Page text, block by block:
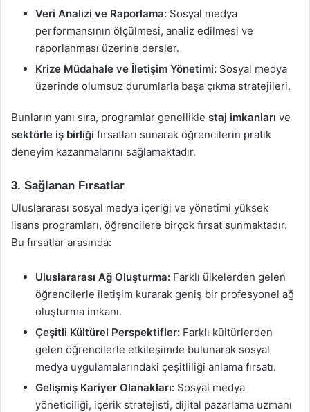
Veri Analizi ve Raporlama: Sosyal medya
performansının ölçülmesi, analiz edilmesi ve
raporlanması üzerine dersler.
Krize Müdahale ve İletişim Yönetimi: Sosyal medya
üzerinde olumsuz durumlarla başa çıkma stratejileri.
Bunların yanı sıra, programlar genellikle staj imkanları ve
sektörle iş birliği fırsatları sunarak öğrencilerin pratik
deneyim kazanmalarını sağlamaktadır.
3. Sağlanan Fırsatlar
Uluslararası sosyal medya içeriği ve yönetimi yüksek
lisans programları, öğrencilere birçok fırsat sunmaktadır.
Bu fırsatlar arasında:
Uluslararası Ağ Oluşturma: Farklı ülkelerden gelen
öğrencilerle iletişim kurarak geniş bir profesyonel ağ
oluşturma imkanı.
Çeşitli Kültürel Perspektifler: Farklı kültürlerden
gelen öğrencilerle etkileşimde bulunarak sosyal
medya uygulamalarındaki çeşitliliği anlama fırsatı.
Gelişmiş Kariyer Olanakları: Sosyal medya
yöneticiliği, içerik stratejisti, dijital pazarlama uzmanı